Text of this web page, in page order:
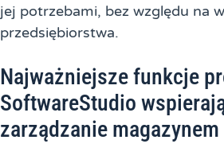
jej potrzebami, bez względu na
przedsiębiorstwa.
Najważniejsze funkcje
SoftwareStudio
zarządzanie magazynem